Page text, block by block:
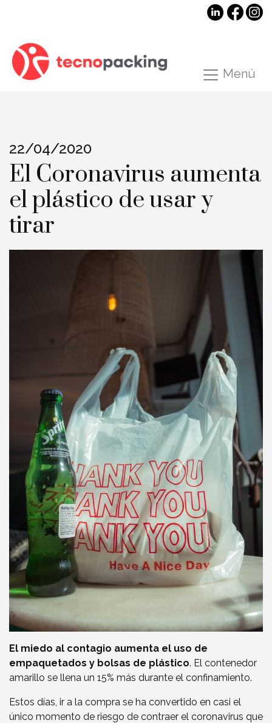
Menú
22/04/2020
El Coronavirus aumenta
el plástico de usar y
tirar
El miedo al contagio aumenta el uso de
empaquetados y bolsas de plástico. El contenedor
amarillo se llena un 15% más durante el confinamiento.
Estos días, ir a la compra se ha convertido en casi el
único momento de riesgo de contraer el coronavirus que